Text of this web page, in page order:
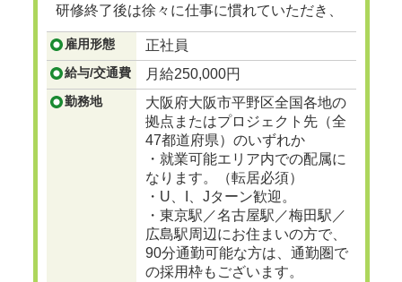
研修終了後は徐々に仕事に慣れていただき、
ゆくゆくは建設プロジェクトマネージャーと
して、街で見かけるビル、マンション、ショ
ッピングセンターなど地図に残る大規模な建
設の舵をとる人材に成長...つづきを見る
雇用形態 正社員
給与/交通費 月給250,000円
勤務地
大阪府大阪市平野区全国各地の
拠点またはプロジェクト先（全
47都道府県）のいずれか
・就業可能エリア内での配属に
なります。（転居必須）
・U、I、Jターン歓迎。
・東京駅／名古屋駅／梅田駅／
広島駅周辺にお住まいの方で、
90分通勤可能な方は、通勤圏で
の採用枠もございます。